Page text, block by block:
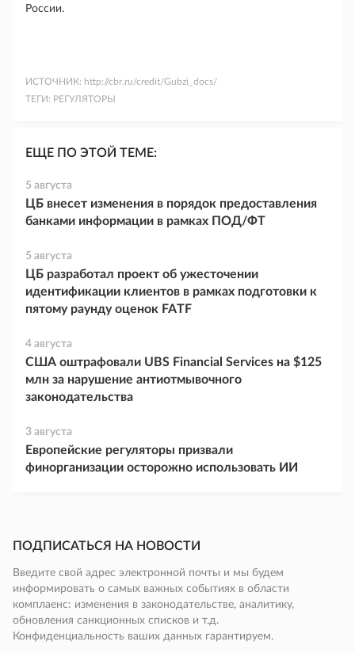
России.
ИСТОЧНИК: http://cbr.ru/credit/Gubzi_docs/
ТЕГИ: РЕГУЛЯТОРЫ
ЕЩЕ ПО ЭТОЙ ТЕМЕ:
5 августа
ЦБ внесет изменения в порядок предоставления
банками информации в рамках ПОД/ФТ
5 августа
ЦБ разработал проект об ужесточении
идентификации клиентов в рамках подготовки к
пятому раунду оценок FATF
4 августа
США оштрафовали UBS Financial Services на $125
млн за нарушение антиотмывочного
законодательства
3 августа
Европейские регуляторы призвали
финорганизации осторожно использовать ИИ
ПОДПИСАТЬСЯ НА НОВОСТИ
Введите свой адрес электронной почты и мы будем
информировать о самых важных событиях в области
комплаенс: изменения в законодательстве, аналитику,
обновления санкционных списков и т.д.
Конфиденциальность ваших данных гарантируем.